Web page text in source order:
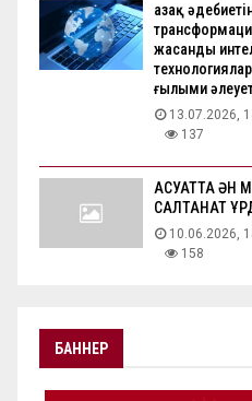
Қазақ
жасанды
ғылыми
13.07.2026,
137
АҚСУАТТА ӘН
САЛТАНАТ
10.06.2026,
158
БАННЕР